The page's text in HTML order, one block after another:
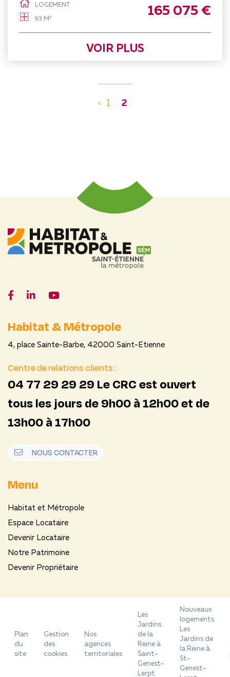
LOGEMENT
93 M²
165 075 €
VOIR PLUS
‹ 1 2
FacebookLinkedInYouTube
Habitat & Métropole
4, place Sainte-Barbe, 42000 Saint-Etienne
Centre de relations clients :
04 77 29 29 29 Le CRC est ouvert
tous les jours de 9h00 à 12h00 et de
13h00 à 17h00
NOUS CONTACTER
Menu
Habitat et Métropole
Espace Locataire
Devenir Locataire
Notre Patrimoine
Devenir Propriétaire
Plan
du
site
Gestion
des
cookies
Nos
agences
territoriales
Les
Jardins
de la
Reine à
Saint-
Genest-
Lerpt
Nouveaux
logements
Les
Jardins de
la Reine à
St-
Genest-